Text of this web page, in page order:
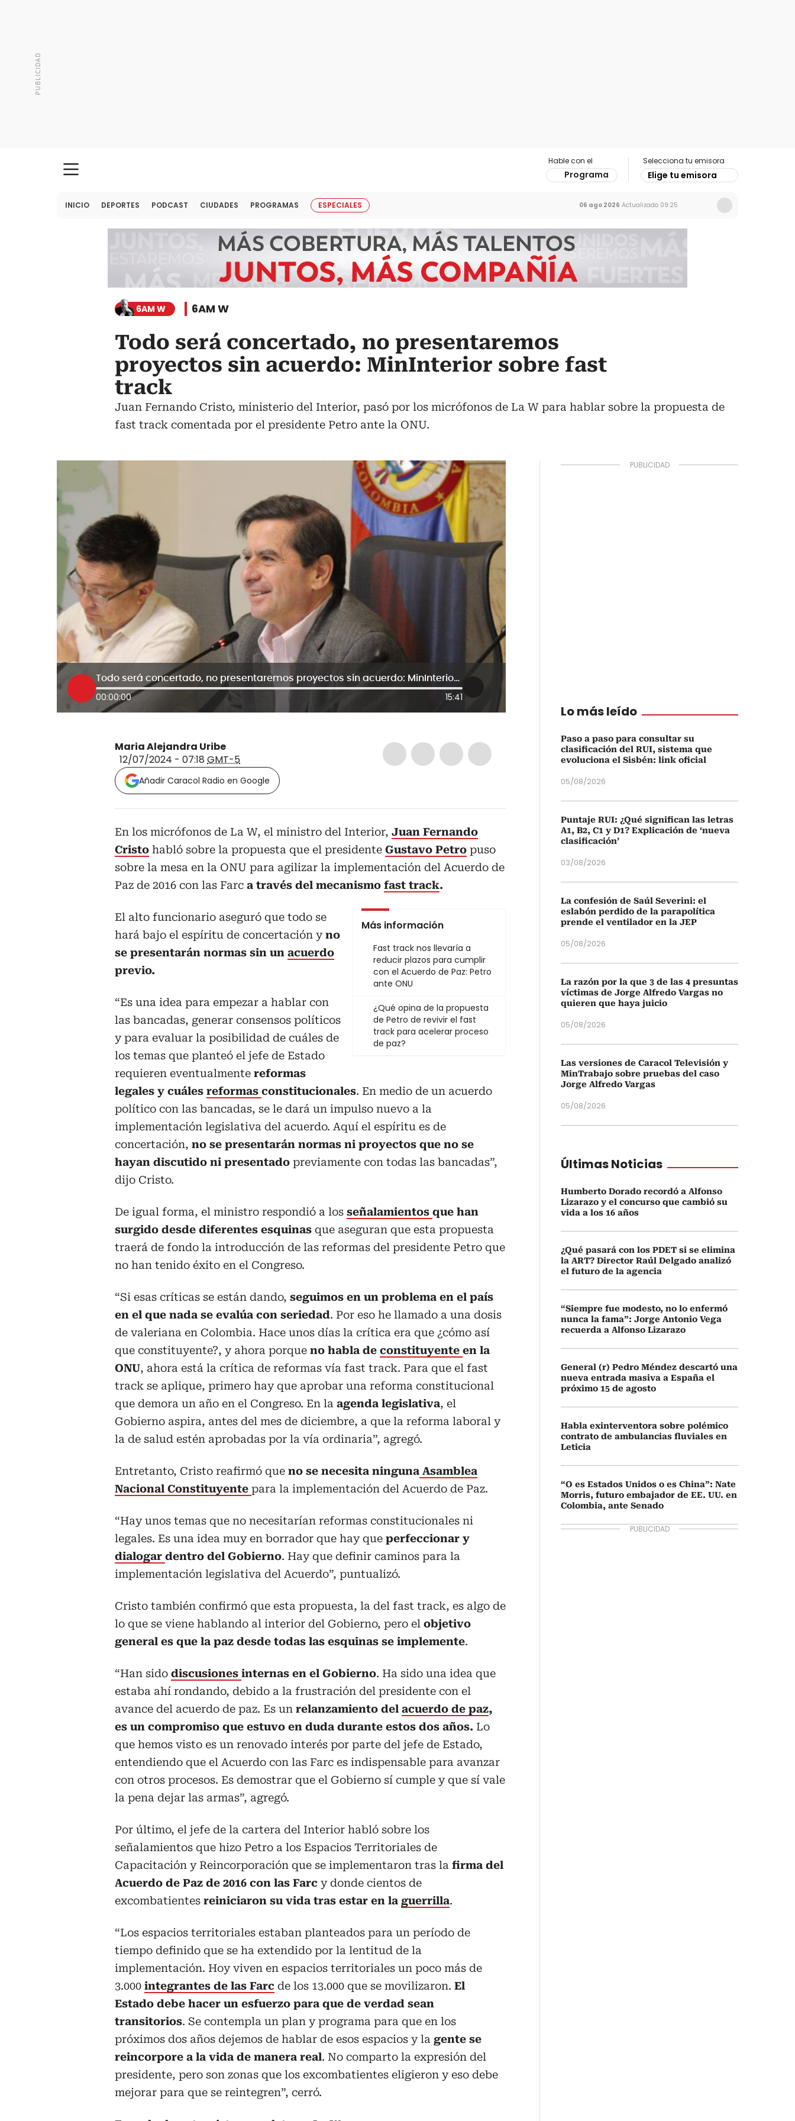
Hable con el
Programa
Selecciona tu emisora
Elige tu emisora
INICIO DEPORTES PODCAST CIUDADES PROGRAMAS ESPECIALES 06 ago 2026 Actualizado 09:25
6AM W 6AM W
Todo será concertado, no presentaremos
proyectos sin acuerdo: MinInterior sobre fast
track
Juan Fernando Cristo, ministerio del Interior, pasó por los micrófonos de La W para hablar sobre la propuesta de
fast track comentada por el presidente Petro ante la ONU.
Todo será concertado, no presentaremos proyectos sin acuerdo: MinInterior sobre fast track
00:00:00 15:41
Maria Alejandra Uribe
12/07/2024 - 07:18 GMT-5
Añadir Caracol Radio en Google
En los micrófonos de La W, el ministro del Interior, Juan Fernando
Cristo habló sobre la propuesta que el presidente Gustavo Petro puso
sobre la mesa en la ONU para agilizar la implementación del Acuerdo de
Paz de 2016 con las Farc a través del mecanismo fast track.
Más información
Fast track nos llevaría a
reducir plazos para cumplir
con el Acuerdo de Paz: Petro
ante ONU
¿Qué opina de la propuesta
de Petro de revivir el fast
track para acelerar proceso
de paz?
El alto funcionario aseguró que todo se
hará bajo el espíritu de concertación yno
se presentarán normas sin un acuerdo
previo.
“Es una idea para empezar a hablar con
las bancadas, generar consensos políticos
y para evaluar la posibilidad de cuáles de
los temas que planteó el jefe de Estado
requieren eventualmente reformas
legales y cuáles reformas constitucionales. En medio de un acuerdo
político con las bancadas, se le dará un impulso nuevo a la
implementación legislativa del acuerdo. Aquí el espíritu es de
concertación, no se presentarán normas ni proyectos que no se
hayan discutido ni presentado previamente con todas las bancadas”,
dijo Cristo.
De igual forma, el ministro respondió a los señalamientos que han
surgido desde diferentes esquinas que aseguran que esta propuesta
traerá de fondo la introducción de las reformas del presidente Petro que
no han tenido éxito en el Congreso.
“Si esas críticas se están dando, seguimos en un problema en el país
en el que nada se evalúa con seriedad. Por eso he llamado a una dosis
de valeriana en Colombia. Hace unos días la crítica era que ¿cómo así
que constituyente?, y ahora porque no habla de constituyente en la
ONU, ahora está la crítica de reformas vía fast track. Para que el fast
track se aplique, primero hay que aprobar una reforma constitucional
que demora un año en el Congreso. En la agenda legislativa, el
Gobierno aspira, antes del mes de diciembre, a que la reforma laboral y
la de salud estén aprobadas por la vía ordinaria”, agregó.
Entretanto, Cristo reafirmó que no se necesita ninguna Asamblea
Nacional Constituyente para la implementación del Acuerdo de Paz.
“Hay unos temas que no necesitarían reformas constitucionales ni
legales. Es una idea muy en borrador que hay que perfeccionar y
dialogar dentro del Gobierno. Hay que definir caminos para la
implementación legislativa del Acuerdo”, puntualizó.
Cristo también confirmó que esta propuesta, la del fast track, es algo de
lo que se viene hablando al interior del Gobierno, pero el objetivo
general es que la paz desde todas las esquinas se implemente.
“Han sido discusiones internas en el Gobierno. Ha sido una idea que
estaba ahí rondando, debido a la frustración del presidente con el
avance del acuerdo de paz. Es un relanzamiento del acuerdo de paz,
es un compromiso que estuvo en duda durante estos dos años. Lo
que hemos visto es un renovado interés por parte del jefe de Estado,
entendiendo que el Acuerdo con las Farc es indispensable para avanzar
con otros procesos. Es demostrar que el Gobierno sí cumple y que sí vale
la pena dejar las armas”, agregó.
Por último, el jefe de la cartera del Interior habló sobre los
señalamientos que hizo Petro a los Espacios Territoriales de
Capacitación y Reincorporación que se implementaron tras la firma del
Acuerdo de Paz de 2016 con las Farc y donde cientos de
excombatientes reiniciaron su vida tras estar en la guerrilla.
“Los espacios territoriales estaban planteados para un período de
tiempo definido que se ha extendido por la lentitud de la
implementación. Hoy viven en espacios territoriales un poco más de
3.000 integrantes de las Farc de los 13.000 que se movilizaron. El
Estado debe hacer un esfuerzo para que de verdad sean
transitorios. Se contempla un plan y programa para que en los
próximos dos años dejemos de hablar de esos espacios y la gente se
reincorpore a la vida de manera real. No comparto la expresión del
presidente, pero son zonas que los excombatientes eligieron y eso debe
mejorar para que se reintegren”, cerró.
Lo más leído
Paso a paso para consultar su
clasificación del RUI, sistema que
evoluciona el Sisbén: link oficial
05/08/2026
Puntaje RUI: ¿Qué significan las letras
A1, B2, C1 y D1? Explicación de ‘nueva
clasificación’
03/08/2026
La confesión de Saúl Severini: el
eslabón perdido de la parapolítica
prende el ventilador en la JEP
05/08/2026
La razón por la que 3 de las 4 presuntas
víctimas de Jorge Alfredo Vargas no
quieren que haya juicio
05/08/2026
Las versiones de Caracol Televisión y
MinTrabajo sobre pruebas del caso
Jorge Alfredo Vargas
05/08/2026
Últimas Noticias
Humberto Dorado recordó a Alfonso
Lizarazo y el concurso que cambió su
vida a los 16 años
¿Qué pasará con los PDET si se elimina
la ART? Director Raúl Delgado analizó
el futuro de la agencia
“Siempre fue modesto, no lo enfermó
nunca la fama”: Jorge Antonio Vega
recuerda a Alfonso Lizarazo
General (r) Pedro Méndez descartó una
nueva entrada masiva a España el
próximo 15 de agosto
Habla exinterventora sobre polémico
contrato de ambulancias fluviales en
Leticia
“O es Estados Unidos o es China”: Nate
Morris, futuro embajador de EE. UU. en
Colombia, ante Senado